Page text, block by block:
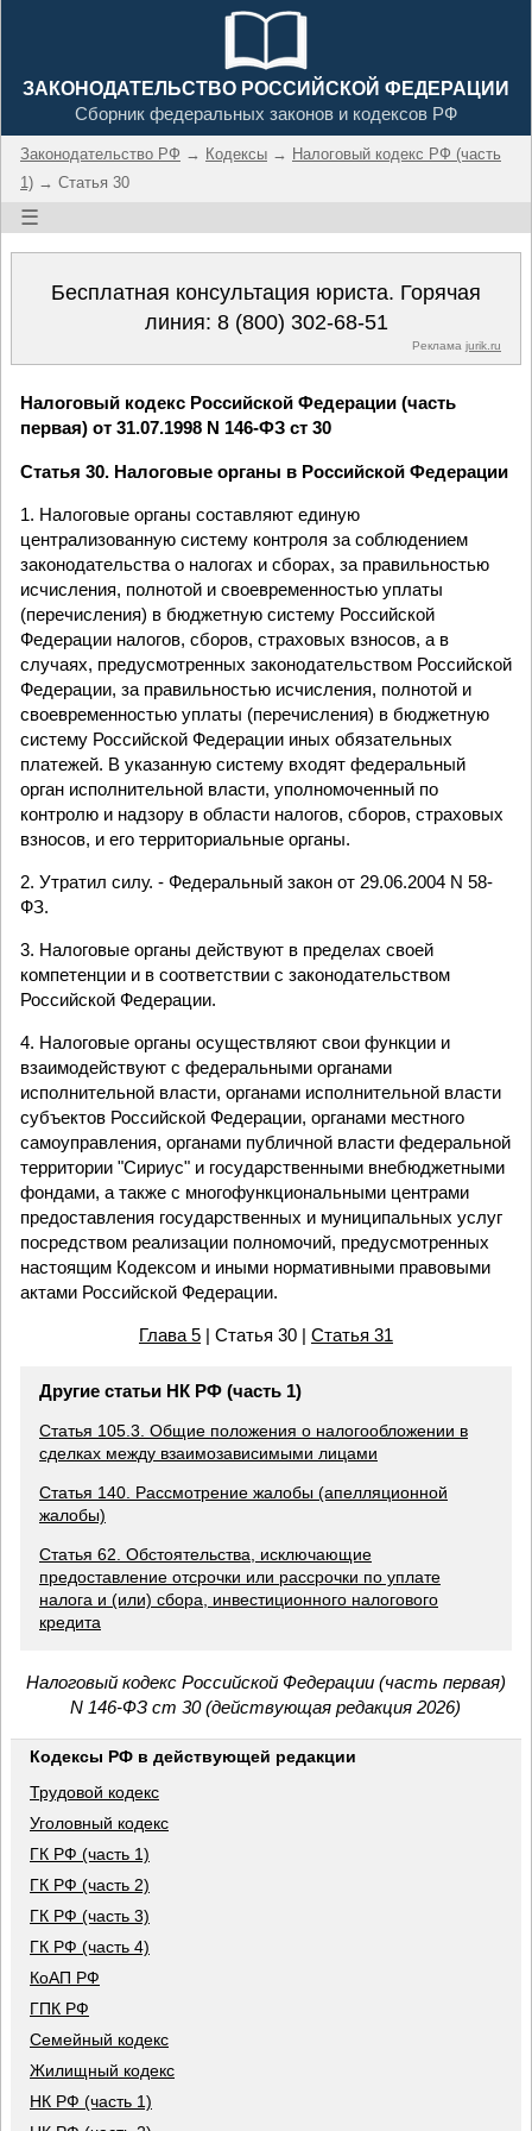
ЗАКОНОДАТЕЛЬСТВО РОССИЙСКОЙ ФЕДЕРАЦИИ
Сборник федеральных законов и кодексов РФ
Законодательство РФ → Кодексы → Налоговый кодекс РФ (часть
1) → Статья 30
☰
Бесплатная консультация юриста. Горячая
линия: 8 (800) 302-68-51
Реклама jurik.ru
Налоговый кодекс Российской Федерации (часть
первая) от 31.07.1998 N 146-ФЗ ст 30
Статья 30. Налоговые органы в Российской Федерации
1. Налоговые органы составляют единую
централизованную систему контроля за соблюдением
законодательства о налогах и сборах, за правильностью
исчисления, полнотой и своевременностью уплаты
(перечисления) в бюджетную систему Российской
Федерации налогов, сборов, страховых взносов, а в
случаях, предусмотренных законодательством Российской
Федерации, за правильностью исчисления, полнотой и
своевременностью уплаты (перечисления) в бюджетную
систему Российской Федерации иных обязательных
платежей. В указанную систему входят федеральный
орган исполнительной власти, уполномоченный по
контролю и надзору в области налогов, сборов, страховых
взносов, и его территориальные органы.
2. Утратил силу. - Федеральный закон от 29.06.2004 N 58-
ФЗ.
3. Налоговые органы действуют в пределах своей
компетенции и в соответствии с законодательством
Российской Федерации.
4. Налоговые органы осуществляют свои функции и
взаимодействуют с федеральными органами
исполнительной власти, органами исполнительной власти
субъектов Российской Федерации, органами местного
самоуправления, органами публичной власти федеральной
территории "Сириус" и государственными внебюджетными
фондами, а также с многофункциональными центрами
предоставления государственных и муниципальных услуг
посредством реализации полномочий, предусмотренных
настоящим Кодексом и иными нормативными правовыми
актами Российской Федерации.
Глава 5| Статья 30 | Статья 31
Другие статьи НК РФ (часть 1)
Статья 105.3. Общие положения о налогообложении в
сделках между взаимозависимыми лицами
Статья 140. Рассмотрение жалобы (апелляционной
жалобы)
Статья 62. Обстоятельства, исключающие
предоставление отсрочки или рассрочки по уплате
налога и (или) сбора, инвестиционного налогового
кредита
Налоговый кодекс Российской Федерации (часть первая)
N 146-ФЗ ст 30 (действующая редакция 2026)
Кодексы РФ в действующей редакции
Трудовой кодекс
Уголовный кодекс
ГК РФ (часть 1)
ГК РФ (часть 2)
ГК РФ (часть 3)
ГК РФ (часть 4)
КоАП РФ
ГПК РФ
Семейный кодекс
Жилищный кодекс
НК РФ (часть 1)